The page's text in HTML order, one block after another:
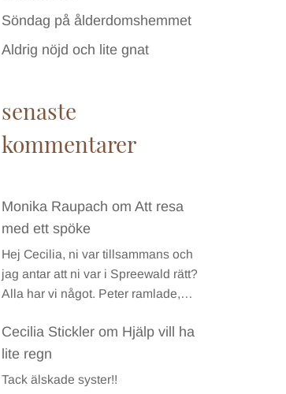
Söndag på ålderdomshemmet
Aldrig nöjd och lite gnat
senaste
kommentarer
Monika Raupach omAtt resa
med ett spöke
Hej Cecilia, ni var tillsammans och
jag antar att ni var i Spreewald rätt?
Alla har vi något. Peter ramlade,…
Cecilia Stickler om Hjälp vill ha
lite regn
Tack älskade syster!!